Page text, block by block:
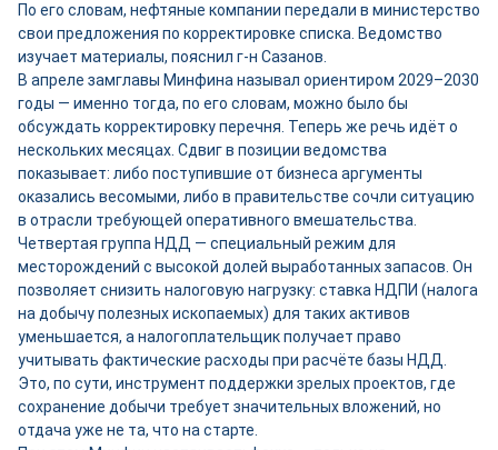
По его словам, нефтяные компании передали в министерство
свои предложения по корректировке списка. Ведомство
изучает материалы, пояснил г-н Сазанов.
В апреле замглавы Минфина называл ориентиром 2029–2030
годы — именно тогда, по его словам, можно было бы
обсуждать корректировку перечня. Теперь же речь идёт о
нескольких месяцах. Сдвиг в позиции ведомства
показывает: либо поступившие от бизнеса аргументы
оказались весомыми, либо в правительстве сочли ситуацию
в отрасли требующей оперативного вмешательства.
Четвертая группа НДД — специальный режим для
месторождений с высокой долей выработанных запасов. Он
позволяет снизить налоговую нагрузку: ставка НДПИ (налога
на добычу полезных ископаемых) для таких активов
уменьшается, а налогоплательщик получает право
учитывать фактические расходы при расчёте базы НДД.
Это, по сути, инструмент поддержки зрелых проектов, где
сохранение добычи требует значительных вложений, но
отдача уже не та, что на старте.